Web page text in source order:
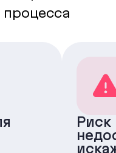
процесса